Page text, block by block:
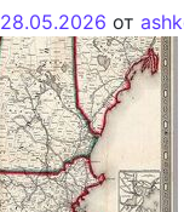
28.05.2026 от